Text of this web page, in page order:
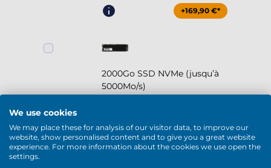
+169,90 €*
2000Go SSD NVMe (jusqu’à
5000Mo/s)
+294,90 €*
We use cookies
We may place these for analysis of our visitor data, to improve our
website, show personalised content and to give you a great website
experience. For more information about the cookies we use open the
settings.